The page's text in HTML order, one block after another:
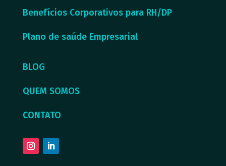
Benefícios Corporativos para RH/DP
Plano de saúde Empresarial
BLOG
QUEM SOMOS
CONTATO